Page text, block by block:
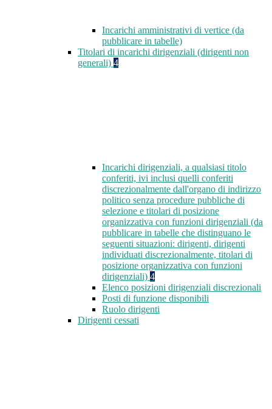
Incarichi amministrativi di vertice (da
pubblicare in tabelle)
Titolari di incarichi dirigenziali (dirigenti non
generali) 4
Incarichi dirigenziali, a qualsiasi titolo
conferiti, ivi inclusi quelli conferiti
discrezionalmente dall'organo di indirizzo
politico senza procedure pubbliche di
selezione e titolari di posizione
organizzativa con funzioni dirigenziali (da
pubblicare in tabelle che distinguano le
seguenti situazioni: dirigenti, dirigenti
individuati discrezionalmente, titolari di
posizione organizzativa con funzioni
dirigenziali) 4
Elenco posizioni dirigenziali discrezionali
Posti di funzione disponibili
Ruolo dirigenti
Dirigenti cessati